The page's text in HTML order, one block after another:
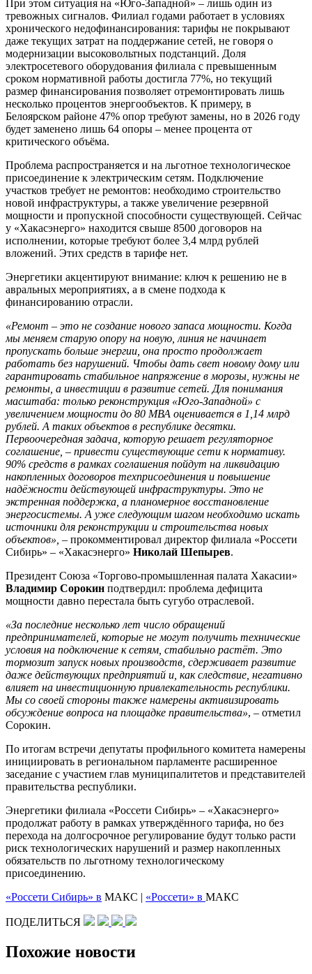
При этом ситуация на «Юго-Западной» – лишь один из
тревожных сигналов. Филиал годами работает в условиях
хронического недофинансирования: тарифы не покрывают
даже текущих затрат на поддержание сетей, не говоря о
модернизации высоковольтных подстанций. Доля
электросетевого оборудования филиала с превышенным
сроком нормативной работы достигла 77%, но текущий
размер финансирования позволяет отремонтировать лишь
несколько процентов энергообъектов. К примеру, в
Белоярском районе 47% опор требуют замены, но в 2026 году
будет заменено лишь 64 опоры – менее процента от
критического объёма.
Проблема распространяется и на льготное технологическое
присоединение к электрическим сетям. Подключение
участков требует не ремонтов: необходимо строительство
новой инфраструктуры, а также увеличение резервной
мощности и пропускной способности существующей. Сейчас
у «Хакасэнерго» находится свыше 8500 договоров на
исполнении, которые требуют более 3,4 млрд рублей
вложений. Этих средств в тарифе нет.
Энергетики акцентируют внимание: ключ к решению не в
авральных мероприятиях, а в смене подхода к
финансированию отрасли.
«Ремонт – это не создание нового запаса мощности. Когда
мы меняем старую опору на новую, линия не начинает
пропускать больше энергии, она просто продолжает
работать без нарушений. Чтобы дать свет новому дому или
гарантировать стабильное напряжение в морозы, нужны не
ремонты, а инвестиции в развитие сетей. Для понимания
масштаба: только реконструкция «Юго-Западной» с
увеличением мощности до 80 МВА оценивается в 1,14 млрд
рублей. А таких объектов в республике десятки.
Первоочередная задача, которую решает регуляторное
соглашение, – привести существующие сети к нормативу.
90% средств в рамках соглашения пойдут на ликвидацию
накопленных договоров техприсоединения и повышение
надёжности действующей инфраструктуры. Это не
экстренная поддержка, а планомерное восстановление
энергосистемы. А уже следующим шагом необходимо искать
источники для реконструкции и строительства новых
объектов», – прокомментировал директор филиала «Россети
Сибирь» – «Хакасэнерго» Николай Шепырев.
Президент Союза «Торгово-промышленная палата Хакасии»
Владимир Сорокин подтвердил: проблема дефицита
мощности давно перестала быть сугубо отраслевой.
«За последние несколько лет число обращений
предпринимателей, которые не могут получить технические
условия на подключение к сетям, стабильно растёт. Это
тормозит запуск новых производств, сдерживает развитие
даже действующих предприятий и, как следствие, негативно
влияет на инвестиционную привлекательность республики.
Мы со своей стороны также намерены активизировать
обсуждение вопроса на площадке правительства», – отметил
Сорокин.
По итогам встречи депутаты профильного комитета намерены
инициировать в региональном парламенте расширенное
заседание с участием глав муниципалитетов и представителей
правительства республики.
Энергетики филиала «Россети Сибирь» – «Хакасэнерго»
продолжат работу в рамках утверждённого тарифа, но без
перехода на долгосрочное регулирование будут только расти
риск технологических нарушений и размер накопленных
обязательств по льготному технологическому
присоединению.
«Россети Сибирь» в МАКС | «Россети» в МАКС
ПОДЕЛИТЬСЯ
Похожие новости